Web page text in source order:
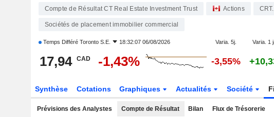
Compte de Résultat CT Real Estate Investment Trust Actions
Sociétés de placement immobilier commercial
Temps Différé Toronto S.E. 18:32:07 06/08/2026 Varia. 5j. Varia. 1
17,94 CAD -1,43% -3,55%
Synthèse Cotations Graphiques Actualités Société
Prévisions des Analystes Compte de Résultat Bilan Flux de Trésorerie